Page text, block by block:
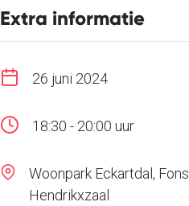
Extra informatie
26 juni 2024
18:30 - 20:00 uur
Woonpark Eckartdal, Fons
Hendrikxzaal